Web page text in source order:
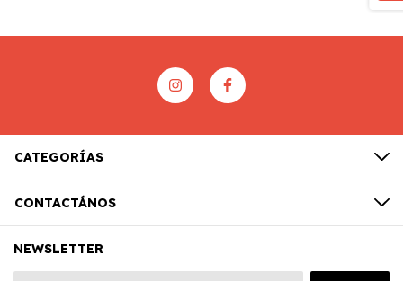
CATEGORÍAS
CONTACTÁNOS
NEWSLETTER